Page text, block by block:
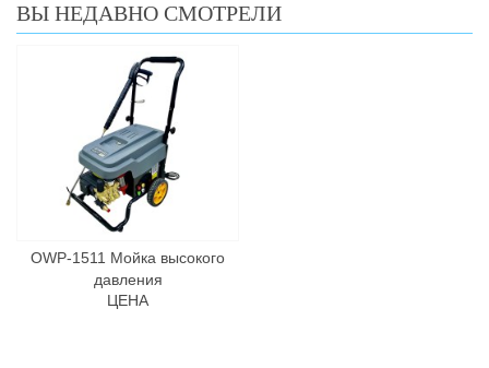
ВЫ НЕДАВНО СМОТРЕЛИ
OWP-1511 Мойка высокого
давления
ЦЕНА